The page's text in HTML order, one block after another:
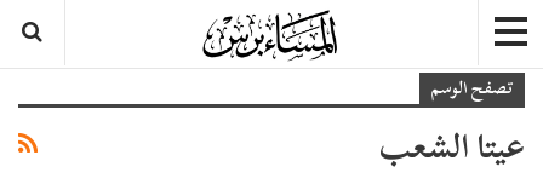
تصفح الوسم
عيتا الشعب